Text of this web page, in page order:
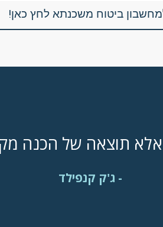
ביטוח משכנתא לחץ כאן!
אלא תוצאה של הכנה
- ג'ק קנפילד